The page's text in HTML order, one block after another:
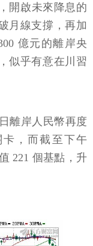
開啟未來降息的
月線支撐，再加
億元的離岸央
似乎有意在川習
離岸人民幣再度
，而截至下午
221 個基點，升